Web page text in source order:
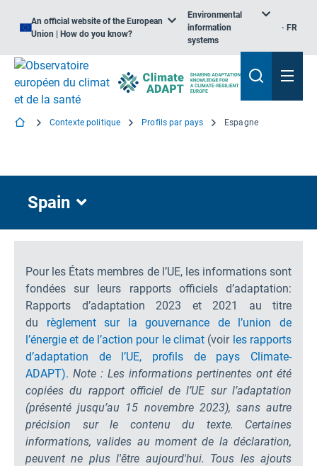
An official website of the European
Union | How do you know?
Environmental
information
systems
FR
Contexte politique Profils par pays Espagne
Spain
Pour les États membres de l’UE, les informations sont
fondées sur leurs rapports officiels d’adaptation:
Rapports d’adaptation 2023 et 2021 au titre
du règlement sur la gouvernance de l’union de
l’énergie et de l’action pour le climat (voir les rapports
d’adaptation de l’UE,
profils de pays Climate-
ADAPT). Note : Les informations pertinentes ont été
copiées du rapport officiel de l’UE sur l’adaptation
(présenté jusqu’au 15 novembre 2023), sans autre
précision sur le contenu du texte. Certaines
informations, valides au moment de la déclaration,
peuvent ne plus l'être aujourd'hui. Tous les ajouts